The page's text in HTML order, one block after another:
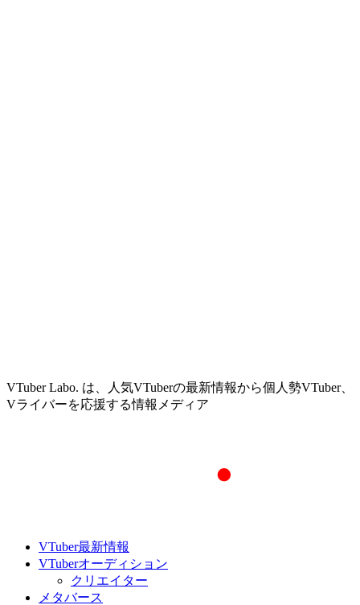
VTuber Labo. は、人気VTuberの最新情報から個人勢VTuber、
Vライバーを応援する情報メディア
VTuber最新情報
VTuberオーディション
クリエイター
メタバース